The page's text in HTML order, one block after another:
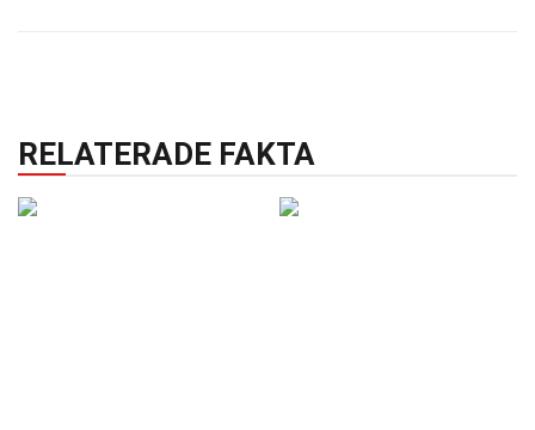
RELATERADE FAKTA